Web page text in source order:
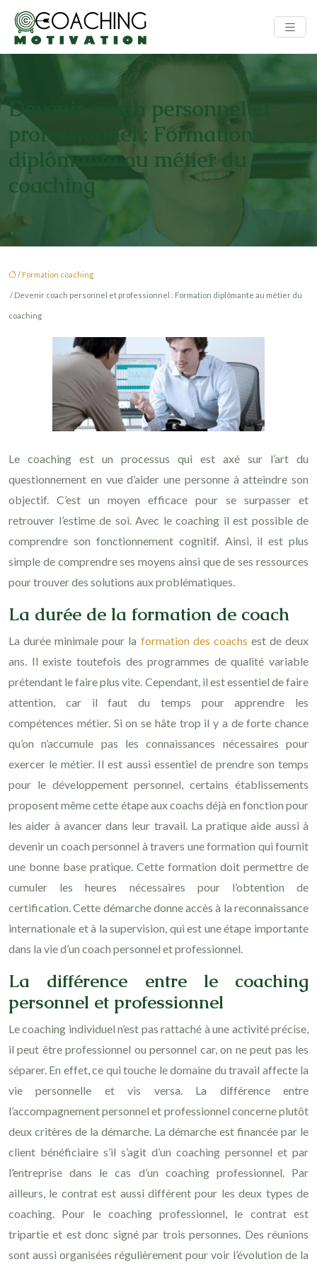
Devenir coach personnel et
professionnel : Formation
diplômante au métier du
coaching
/ Formation coaching
/ Devenir coach personnel et professionnel : Formation diplômante au métier du
coaching
Le coaching est un processus qui est axé sur l’art du
questionnement en vue d’aider une personne à atteindre son
objectif. C’est un moyen efficace pour se surpasser et
retrouver l’estime de soi. Avec le coaching il est possible de
comprendre son fonctionnement cognitif. Ainsi, il est plus
simple de comprendre ses moyens ainsi que de ses ressources
pour trouver des solutions aux problématiques.
La durée de la formation de coach
La durée minimale pour la formation des coachs est de deux
ans. Il existe toutefois des programmes de qualité variable
prétendant le faire plus vite. Cependant, il est essentiel de faire
attention, car il faut du temps pour apprendre les
compétences métier. Si on se hâte trop il y a de forte chance
qu’on n’accumule pas les connaissances nécessaires pour
exercer le métier. Il est aussi essentiel de prendre son temps
pour le développement personnel, certains établissements
proposent même cette étape aux coachs déjà en fonction pour
les aider à avancer dans leur travail. La pratique aide aussi à
devenir un coach personnel à travers une formation qui fournit
une bonne base pratique. Cette formation doit permettre de
cumuler les heures nécessaires pour l’obtention de
certification. Cette démarche donne accès à la reconnaissance
internationale et à la supervision, qui est une étape importante
dans la vie d’un coach personnel et professionnel.
La différence entre le coaching
personnel et professionnel
Le coaching individuel n’est pas rattaché à une activité précise,
il peut être professionnel ou personnel car, on ne peut pas les
séparer. En effet, ce qui touche le domaine du travail affecte la
vie personnelle et vis versa. La différence entre
l’accompagnement personnel et professionnel concerne plutôt
deux critères de la démarche. La démarche est financée par le
client bénéficiaire s’il s’agit d’un coaching personnel et par
l’entreprise dans le cas d’un coaching professionnel. Par
ailleurs, le contrat est aussi différent pour les deux types de
coaching. Pour le coaching professionnel, le contrat est
tripartie et est donc signé par trois personnes. Des réunions
sont aussi organisées régulièrement pour voir l’évolution de la